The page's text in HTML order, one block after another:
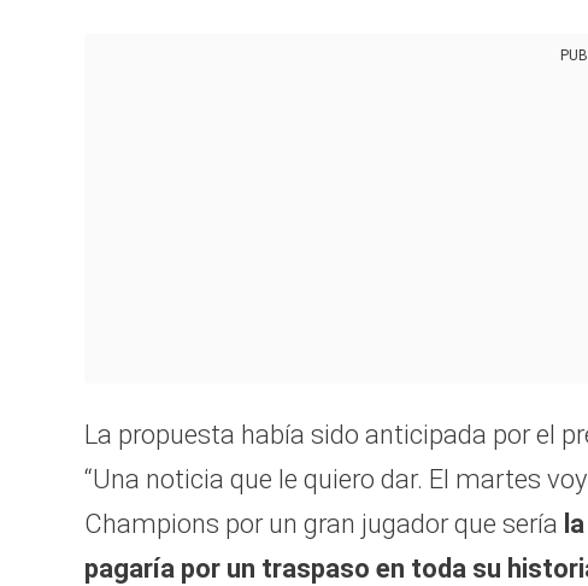
La propuesta había sido anticipada por el
“Una noticia que le quiero dar. El martes
Champions por un gran jugador que sería
pagaría por un traspaso en toda su